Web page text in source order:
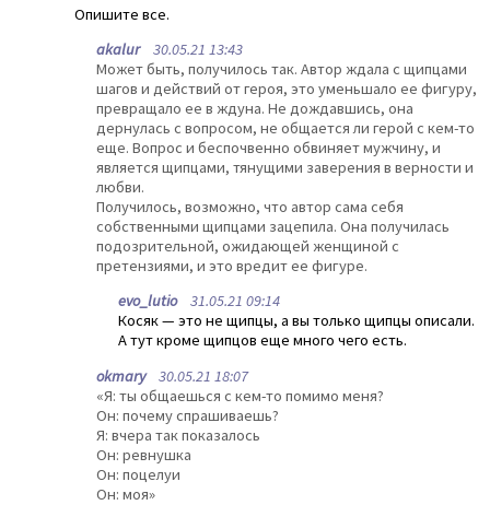
Опишите все.
akalur30.05.21 13:43
Может быть, получилось так. Автор ждала с щипцами
шагов и действий от героя, это уменьшало ее фигуру,
превращало ее в ждуна. Не дождавшись, она
дернулась с вопросом, не общается ли герой с кем-то
еще. Вопрос и беспочвенно обвиняет мужчину, и
является щипцами, тянущими заверения в верности и
любви.
Получилось, возможно, что автор сама себя
собственными щипцами зацепила. Она получилась
подозрительной, ожидающей женщиной с
претензиями, и это вредит ее фигуре.
evo_lutio31.05.21 09:14
Косяк — это не щипцы, а вы только щипцы описали.
А тут кроме щипцов еще много чего есть.
okmary30.05.21 18:07
«Я: ты общаешься с кем-то помимо меня?
Он: почему спрашиваешь?
Я: вчера так показалось
Он: ревнушка
Он: поцелуи
Он: моя»